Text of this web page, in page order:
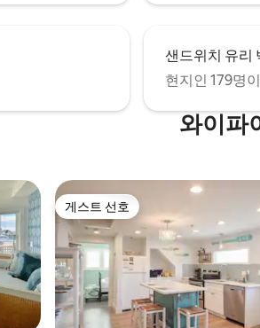
샌드위치 유리
현지인 179명
와이파
게스트 선호
게스트 선호